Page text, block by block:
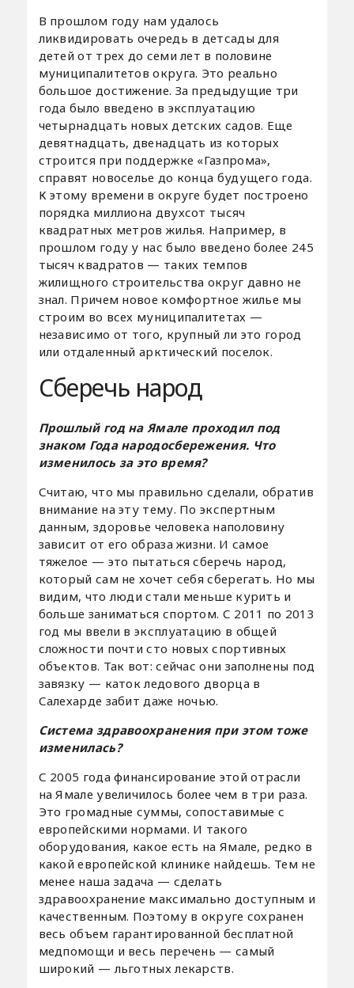
В прошлом году нам удалось
ликвидировать очередь в детсады для
детей от трех до семи лет в половине
муниципалитетов округа. Это реально
большое достижение. За предыдущие три
года было введено в эксплуатацию
четырнадцать новых детских садов. Еще
девятнадцать, двенадцать из которых
строится при поддержке «Газпрома»,
справят новоселье до конца будущего года.
К этому времени в округе будет построено
порядка миллиона двухсот тысяч
квадратных метров жилья. Например, в
прошлом году у нас было введено более 245
тысяч квадратов — таких темпов
жилищного строительства округ давно не
знал. Причем новое комфортное жилье мы
строим во всех муниципалитетах —
независимо от того, крупный ли это город
или отдаленный арктический поселок.
Сберечь народ
Прошлый год на Ямале проходил под
знаком Года народосбережения. Что
изменилось за это время?
Считаю, что мы правильно сделали, обратив
внимание на эту тему. По экспертным
данным, здоровье человека наполовину
зависит от его образа жизни. И самое
тяжелое — это пытаться сберечь народ,
который сам не хочет себя сберегать. Но мы
видим, что люди стали меньше курить и
больше заниматься спортом. С 2011 по 2013
год мы ввели в эксплуатацию в общей
сложности почти сто новых спортивных
объектов. Так вот: сейчас они заполнены под
завязку — каток ледового дворца в
Салехарде забит даже ночью.
Система здравоохранения при этом тоже
изменилась?
С 2005 года финансирование этой отрасли
на Ямале увеличилось более чем в три раза.
Это громадные суммы, сопоставимые с
европейскими нормами. И такого
оборудования, какое есть на Ямале, редко в
какой европейской клинике найдешь. Тем не
менее наша задача — сделать
здравоохранение максимально доступным и
качественным. Поэтому в округе сохранен
весь объем гарантированной бесплатной
медпомощи и весь перечень — самый
широкий — льготных лекарств.